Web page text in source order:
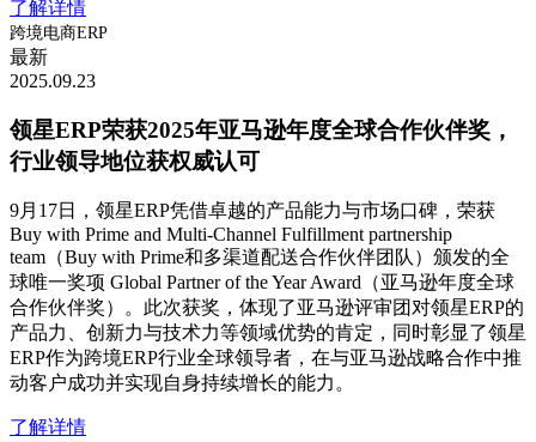
了解详情
跨境电商ERP
最新
2025.09.23
领星ERP荣获2025年亚马逊年度全球合作伙伴奖，
行业领导地位获权威认可
9月17日，领星ERP凭借卓越的产品能力与市场口碑，荣获
Buy with Prime and Multi-Channel Fulfillment partnership
team（Buy with Prime和多渠道配送合作伙伴团队）颁发的全
球唯一奖项 Global Partner of the Year Award（亚马逊年度全球
合作伙伴奖）。此次获奖，体现了亚马逊评审团对领星ERP的
产品力、创新力与技术力等领域优势的肯定，同时彰显了领星
ERP作为跨境ERP行业全球领导者，在与亚马逊战略合作中推
动客户成功并实现自身持续增长的能力。
了解详情